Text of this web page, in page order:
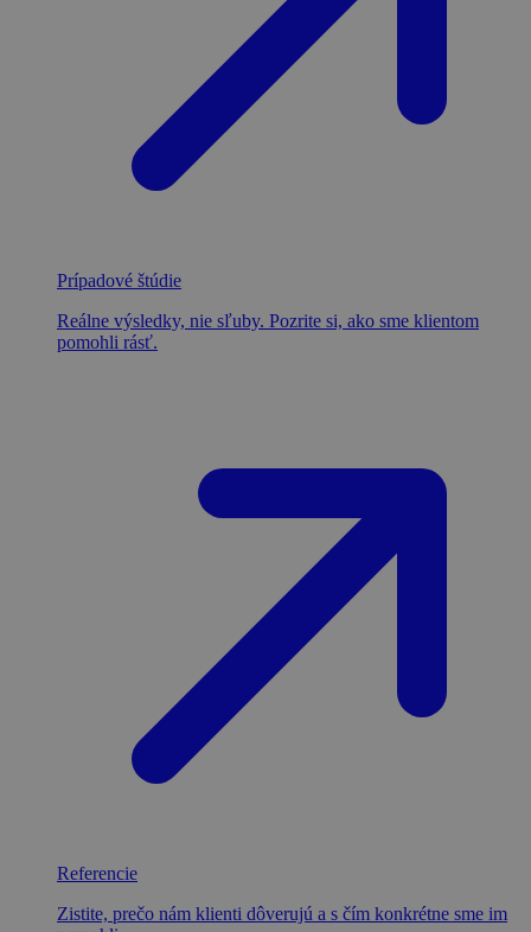
Prípadové štúdie
Reálne výsledky, nie sľuby. Pozrite si, ako sme klientom
pomohli rásť.
Referencie
Zistite, prečo nám klienti dôverujú a s čím konkrétne sme im